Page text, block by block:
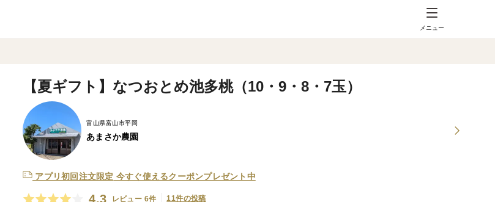
メニュー
【夏ギフト】なつおとめ池多桃（10・9・8・7玉）
富山県富山市平岡
あまさか農園
アプリ初回注文限定 今すぐ使えるクーポンプレゼント中
4.3 レビュー 6件 11件の投稿